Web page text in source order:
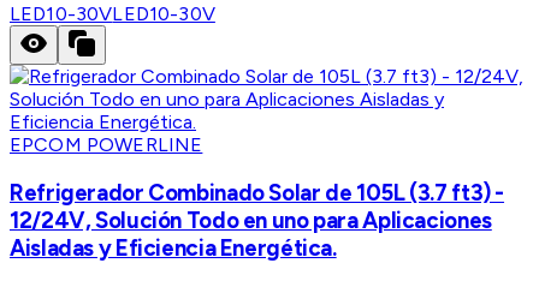
LED10-30VLED10-30V
EPCOM POWERLINE
Refrigerador Combinado Solar de 105L (3.7 ft3) -
12/24V, Solución Todo en uno para Aplicaciones
Aisladas y Eficiencia Energética.